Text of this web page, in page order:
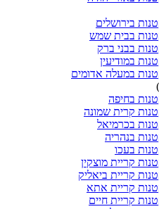
בירושלים
בבית שמש
בבני ברק
במודיעין
במעלה אדומים
בחיפה
קרית שמונה
בכרמיאל
בנהריה
בעכו
קריית מוצקין
קריית ביאליק
קריית אתא
קריית חיים